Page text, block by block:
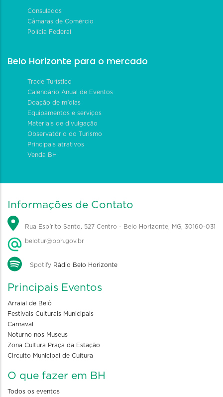
Consulados
Câmaras de Comércio
Polícia Federal
Belo Horizonte para o mercado
Trade Turístico
Calendário Anual de Eventos
Doação de mídias
Equipamentos e serviços
Materiais de divulgação
Observatório do Turismo
Principais atrativos
Venda BH
Informações de Contato
Rua Espírito Santo, 527 Centro - Belo Horizonte, MG, 30160-031
belotur@pbh.gov.br
Spotify Rádio Belo Horizonte
Principais Eventos
Arraial de Belô
Festivais Culturais Municipais
Carnaval
Noturno nos Museus
Zona Cultura Praça da Estação
Circuito Municipal de Cultura
O que fazer em BH
Todos os eventos